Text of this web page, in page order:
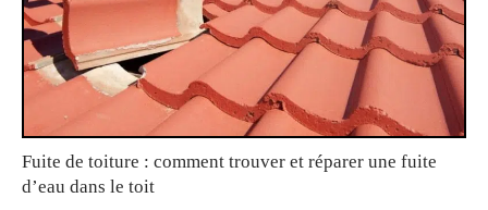
Fuite de toiture : comment trouver et réparer une fuite
d’eau dans le toit